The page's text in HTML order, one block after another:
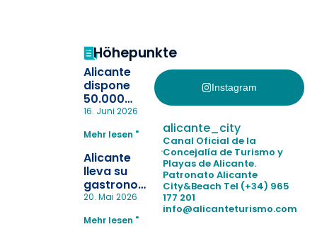
Höhepunkte
Alicante
dispone
50.000
pulseras
la
pérdida de niños
en las
playas y
realiza con
simulacro de socorrismo
16. Juni 2026
Mehr lesen "
Alicante
lleva su
gastronomía
a Madrid
reforzar el
20. Mai 2026
Mehr lesen "
Instagram
alicante_city
Canal Oficial de la
Concejalía de Turismo y
Playas de Alicante.
Patronato Alicante
City&Beach Tel (+34) 965
177 201
info@alicanteturismo.com